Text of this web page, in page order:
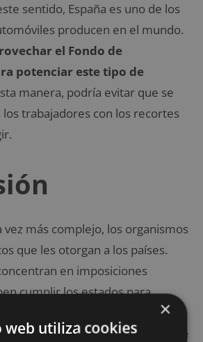
sentido, España es uno de los
producen en el mundo.
el Fondo de
potenciar este tipo de
manera, podría evitar que se
trabajadores con los recortes
vez más complejo, los organismos
que les otorgan a los países.
en imposiciones
cumplir los estados para
la centralización del poder en
En este sentido,España tiene
×
web utiliza cookies